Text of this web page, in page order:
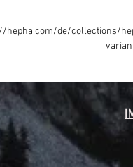
hepha.com/de/collections/